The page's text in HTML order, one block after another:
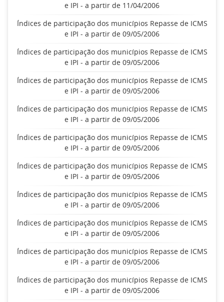
e IPI - a partir de 11/04/2006
Índices de participação dos municípios Repasse de ICMS
e IPI - a partir de 09/05/2006
Índices de participação dos municípios Repasse de ICMS
e IPI - a partir de 09/05/2006
Índices de participação dos municípios Repasse de ICMS
e IPI - a partir de 09/05/2006
Índices de participação dos municípios Repasse de ICMS
e IPI - a partir de 09/05/2006
Índices de participação dos municípios Repasse de ICMS
e IPI - a partir de 09/05/2006
Índices de participação dos municípios Repasse de ICMS
e IPI - a partir de 09/05/2006
Índices de participação dos municípios Repasse de ICMS
e IPI - a partir de 09/05/2006
Índices de participação dos municípios Repasse de ICMS
e IPI - a partir de 09/05/2006
Índices de participação dos municípios Repasse de ICMS
e IPI - a partir de 09/05/2006
Índices de participação dos municípios Repasse de ICMS
e IPI - a partir de 09/05/2006